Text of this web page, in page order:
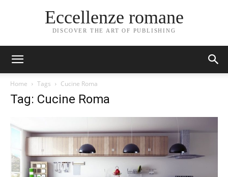
Eccellenze romane
DISCOVER THE ART OF PUBLISHING
Home Tags Cucine Roma
Tag: Cucine Roma